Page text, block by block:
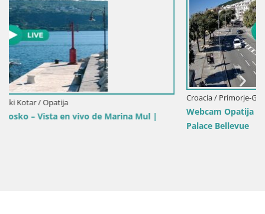
|
Croacia / Primorje-Gorski Kotar / Opatija
Webcam Opatija Slatina – Vista en vivo desde el